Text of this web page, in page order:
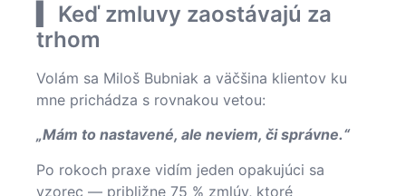
▍ Keď zmluvy zaostávajú za
trhom
Volám sa Miloš Bubniak a väčšina klientov ku
mne prichádza s rovnakou vetou:
„Mám to nastavené, ale neviem, či správne.“
Po rokoch praxe vidím jeden opakujúci sa
vzorec — približne 75 % zmlúv, ktoré